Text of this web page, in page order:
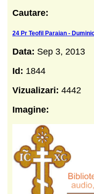
Cautare:
24 Pr Teofil Paraian -
Data: Sep 3, 2013
Id: 1844
Vizualizari: 4442
Imagine: